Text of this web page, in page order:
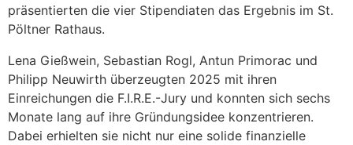
präsentierten die vier Stipendiaten das Ergebnis im St.
Pöltner Rathaus.
Lena Gießwein, Sebastian Rogl, Antun Primorac und
Philipp Neuwirth überzeugten 2025 mit ihren
Einreichungen die F.I.R.E.-Jury und konnten sich sechs
Monate lang auf ihre Gründungsidee konzentrieren.
Dabei erhielten sie nicht nur eine solide finanzielle